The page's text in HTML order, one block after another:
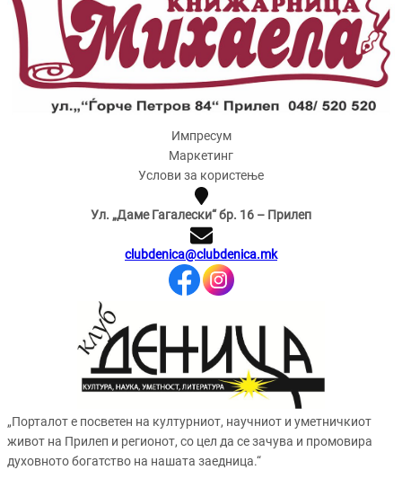
Импресум
Маркетинг
Услови за користење
Ул. „Даме Гагалески“ бр. 16 – Прилеп
clubdenica@clubdenica.mk
„Порталот е посветен на културниот, научниот и уметничкиот
живот на Прилеп и регионот, со цел да се зачува и промовира
духовното богатство на нашата заедница.“